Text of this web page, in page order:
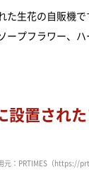
生花の自販機
プフラワー、ハ
設置され
元：PRTIMES（